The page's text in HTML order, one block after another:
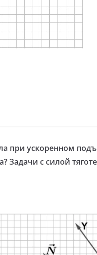
при ускоренном
Задачи с силой